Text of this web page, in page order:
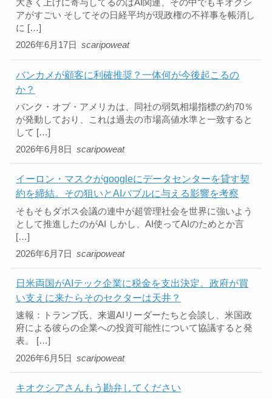
2026年6月17日
大きく上げに寄与してるのはAI関連、その中でもキオクシ
アがすごい そしてその日経平均が現政権の不祥事を帳消し
に […]
scaripoweat
バンカメが顧客に利確推奨？一体何が今後起こるの
か？
2026年6月8日
バンク・オブ・アメリカは、同社の弱気相場指標の約70％
が発動しており、これは過去の市場高値水準と一致すると
して […]
scaripoweat
イーロン・マスクがgoogleにデータセンターを貸す契
約を締結。その狙いとAIバブルに与える影響を考察
2026年6月7日
そもそもダボス会議の連中が超管理社会を世界に強いよう
として推進したのがAI しかし、AI使ってAIのためとか言
[…]
scaripoweat
日米両国がAIテック企業に税金を支出決定。政府が買
い支えに来たらそのセクターは天井？
2026年6月5日
速報：トランプ氏、来週AIリーダーたちと会談し、米国政
府による彼らの企業への投資可能性について協議すると発
表。 […]
scaripoweat
キオクシアさんもう勘弁してください